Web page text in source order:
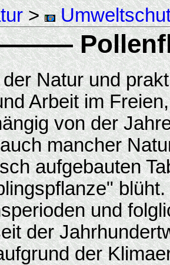
>
Natur und
Arbeit im
von der
mancher
aufgebauten
und
der
der